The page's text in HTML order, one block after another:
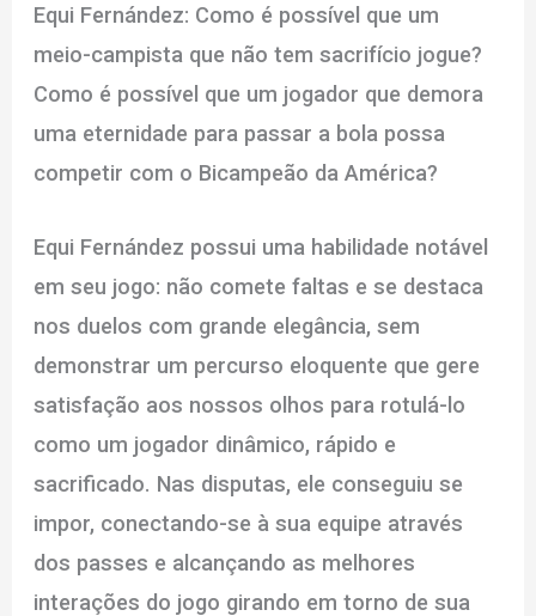
Equi Fernández: Como é possível que um
meio-campista que não tem sacrifício jogue?
Como é possível que um jogador que demora
uma eternidade para passar a bola possa
competir com o Bicampeão da América?
Equi Fernández possui uma habilidade notável
em seu jogo: não comete faltas e se destaca
nos duelos com grande elegância, sem
demonstrar um percurso eloquente que gere
satisfação aos nossos olhos para rotulá-lo
como um jogador dinâmico, rápido e
sacrificado. Nas disputas, ele conseguiu se
impor, conectando-se à sua equipe através
dos passes e alcançando as melhores
interações do jogo girando em torno de sua